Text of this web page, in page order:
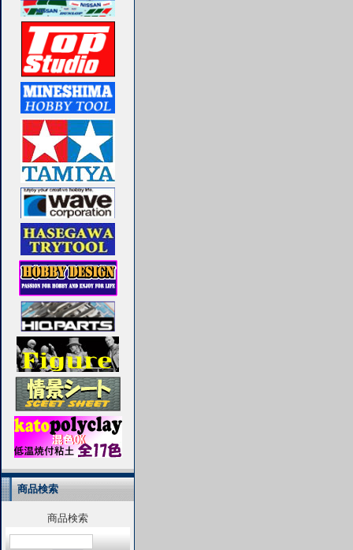
商品検索
商品検索